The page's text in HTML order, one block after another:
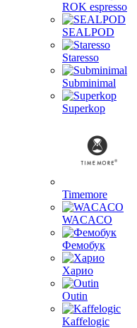
ROK espresso
SEALPOD
Staresso
Subminimal
Superkop
Timemore
WACACO
Фемобук
Харио
Outin
Kaffelogic